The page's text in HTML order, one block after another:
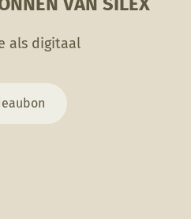
na
of
als digitaal